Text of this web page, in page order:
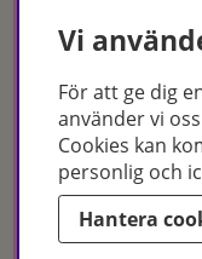
Hudoteket erbjuder ett
makeup – både online
utbildade hudterapeuter
behandlingar för just
besök oss i Jönköping och
Copyright © Hudoteket
Vi
För att ge dig
använder vi
Cookies kan
personlig och
Hantera